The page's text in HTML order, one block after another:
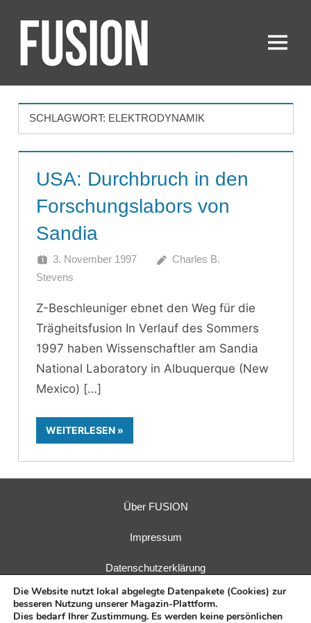
Inhalt
springenFUSION Menü
SCHLAGWORT: ELEKTRODYNAMIK
USA: Durchbruch in den
Forschungslabors von
Sandia
3. November 1997
Charles B.
Stevens
Z-Beschleuniger ebnet den Weg für die
Trägheitsfusion In Verlauf des Sommers
1997 haben Wissenschaftler am Sandia
National Laboratory in Albuquerque (New
Mexico)
WEITERLESEN
Über FUSION
Impressum
Datenschutzerklärung
Die Website nutzt lokal abgelegte Datenpakete (Cookies) zur
besseren Nutzung unserer Magazin-Plattform.
Dies bedarf Ihrer Zustimmung. Es werden keine persönlichen